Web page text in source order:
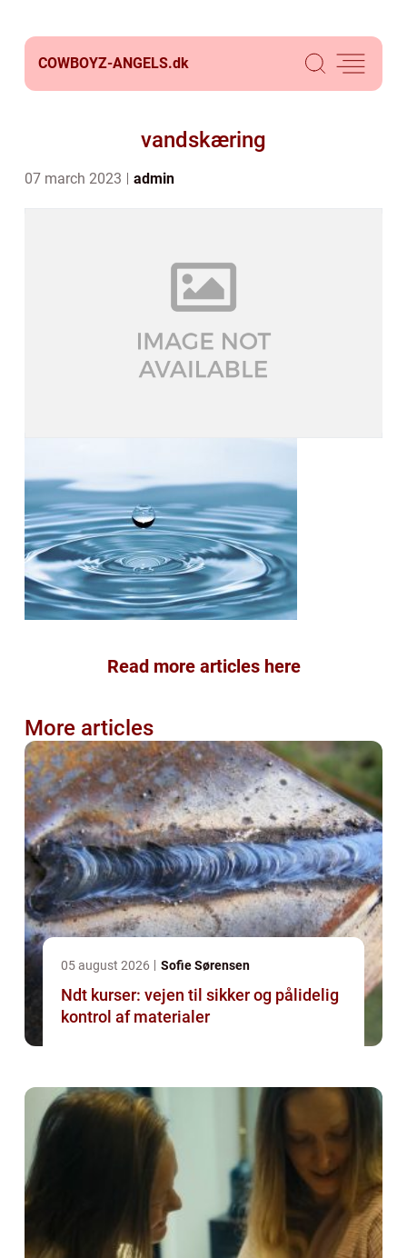
COWBOYZ-ANGELS.dk
vandskæring
07 march 2023 admin
Read more articles here
More articles
05 august 2026 Sofie Sørensen
Ndt kurser: vejen til sikker og pålidelig
kontrol af materialer